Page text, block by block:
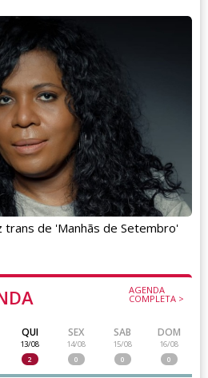
AGENDA
COMPLETA >
QUI
13/08
2
SEX
14/08
0
SAB
15/08
0
DOM
16/08
0
trans de 'Manhãs de Setembro'